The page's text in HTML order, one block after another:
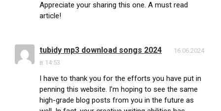
Appreciate your sharing this one. A must read
article!
tubidy mp3 download songs 2024
16.06.2024
в 14:53
I have to thank you for the efforts you have put in
penning this website. I’m hoping to see the same
high-grade blog posts from you in the future as